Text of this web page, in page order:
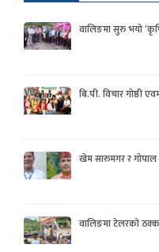
वालिङमा सुरु भयो
बि.पी. विचार गोष्ठी
खेम सारुमगर र गोपाल
वालिङमा टेलरको